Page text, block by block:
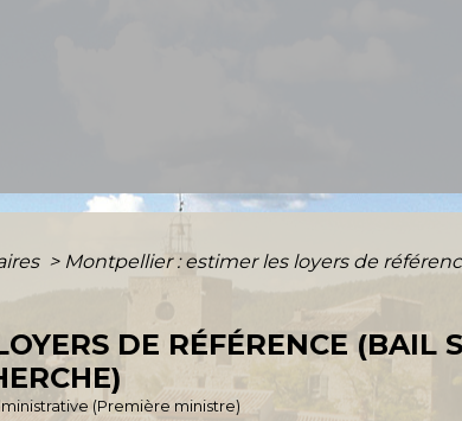
> Montpellier : estimer les loyers de
DE RÉFÉRENCE (BAIL
(Première ministre)